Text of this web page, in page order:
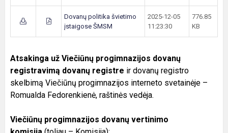
Dovanų politika švietimo
įstaigose ŠMSM
2025-12-05
11:23:30
776.85
KB
Atsakinga už Viečiūnų progimnazijos dovanų
registravimą dovanų registre ir dovanų registro
skelbimą Viečiūnų progimnazijos interneto svetainėje –
Romualda Fedorenkienė, raštinės vedėja.
Viečiūnų progimnazijos dovanų vertinimo